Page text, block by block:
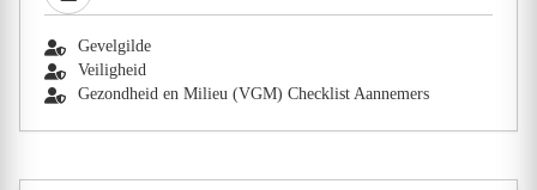
Gevelgilde
Veiligheid
Gezondheid en Milieu (VGM) Checklist Aannemers